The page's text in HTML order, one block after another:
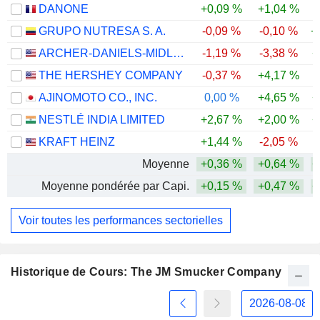
DANONE
+0,09 % +1,04 %
GRUPO NUTRESA S. A.
-0,09 % -0,10 %
ARCHER-DANIELS-MIDLAND COMPANY
-1,19 % -3,38 %
THE HERSHEY COMPANY
-0,37 % +4,17 %
AJINOMOTO CO., INC.
0,00 % +4,65 %
NESTLÉ INDIA LIMITED
+2,67 % +2,00 %
KRAFT HEINZ
+1,44 % -2,05 %
Moyenne
+0,36 % +0,64 %
Moyenne pondérée par Capi.
+0,15 % +0,47 %
Voir toutes les performances sectorielles
Historique de Cours: The JM Smucker Company